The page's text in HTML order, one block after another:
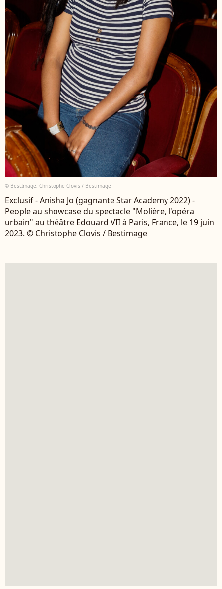
© BestImage, Christophe Clovis / Bestimage
Exclusif - Anisha Jo (gagnante Star Academy 2022) -
People au showcase du spectacle "Molière, l'opéra
urbain" au théâtre Edouard VII à Paris, France, le 19 juin
2023. © Christophe Clovis / Bestimage